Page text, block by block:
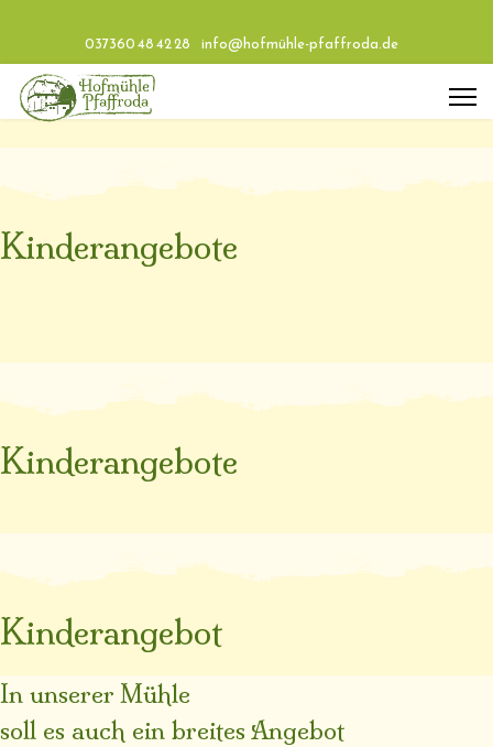
037360 48 42 28 info@hofmühle-pfaffroda.de
Kinderangebote
Kinderangebote
Kinderangebot
In unserer Mühle
soll es auch ein breites Angebot